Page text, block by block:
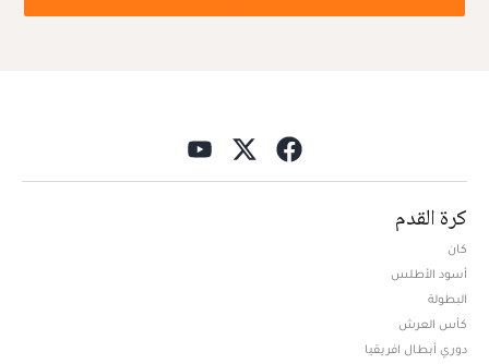
كرة القدم
كان
أسود الأطلس
البطولة
كأس العرش
دوري أبطال افريقيا